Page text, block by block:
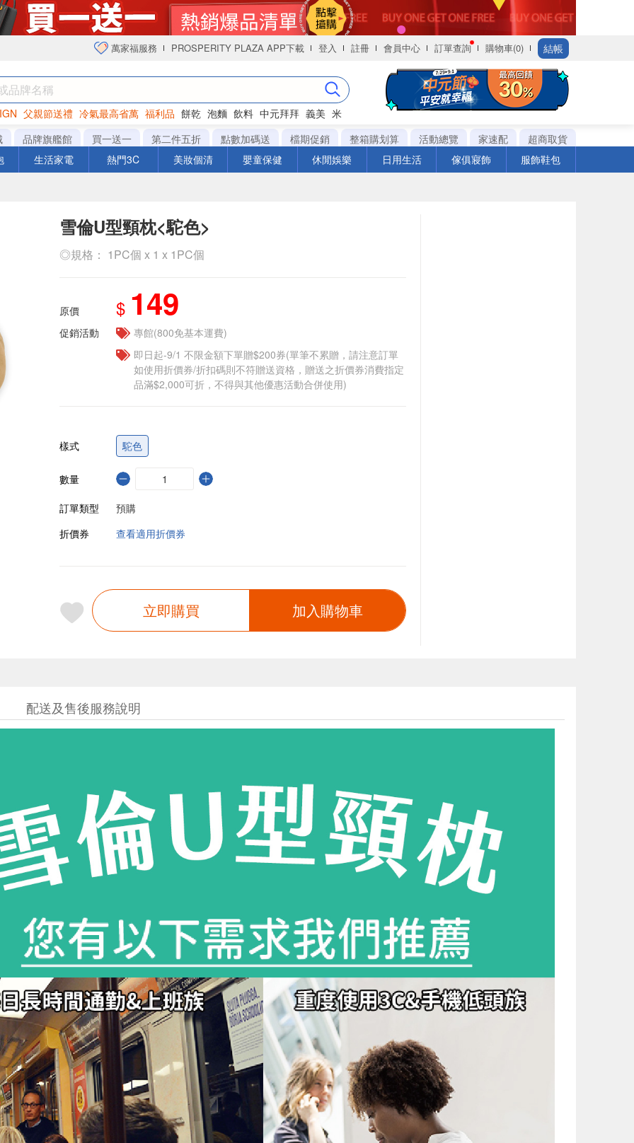
萬家福服務 PROSPERITY PLAZA APP下載 登入 註冊 會員中心 訂單查詢 購物車(0) 結帳
父親節送禮 冷氣最高省萬 福利品 餅乾 泡麵 飲料 中元拜拜 義美 米
衛生紙
品牌旗艦館 買一送一 第二件五折 點數加碼送 檔期促銷 整箱購划算 活動總覽 家速配
超商取貨
生活家電 熱門3C 美妝個清 嬰童保健 休閒娛樂 日用生活 傢俱寢飾 服飾鞋包
雪倫U型頸枕<駝色>
◎規格： 1PC個 x 1 x 1PC個
原價 $ 149
促銷活動
專館(800免基本運費)
即日起-9/1 不限金額下單贈$200券(單筆不累贈，請注意訂單
如使用折價券/折扣碼則不符贈送資格，贈送之折價券消費指定
品滿$2,000可折，不得與其他優惠活動合併使用)
樣式 駝色
數量
訂單類型
預購
折價券
查看適用折價券
立即購買 加入購物車
配送及售後服務說明